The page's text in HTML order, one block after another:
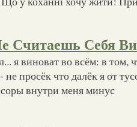
Считаешь Себя
я виноват во всём: в том,
не просёк что далёк я от
внутри меня минус